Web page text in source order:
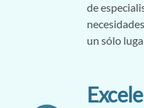
de
un sólo